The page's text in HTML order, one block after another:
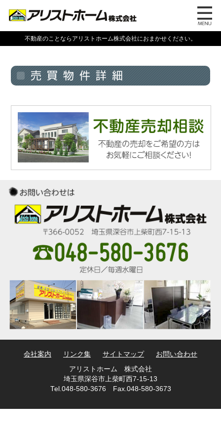
不動産のことならアリストホーム株式会社におまかせください。
会社案内 リンク集 サイトマップ
お問い合わせ
アリストホーム 株式会社
埼玉県深谷市上柴町西7-15-13
Tel.048-580-3676 Fax.048-580-3673